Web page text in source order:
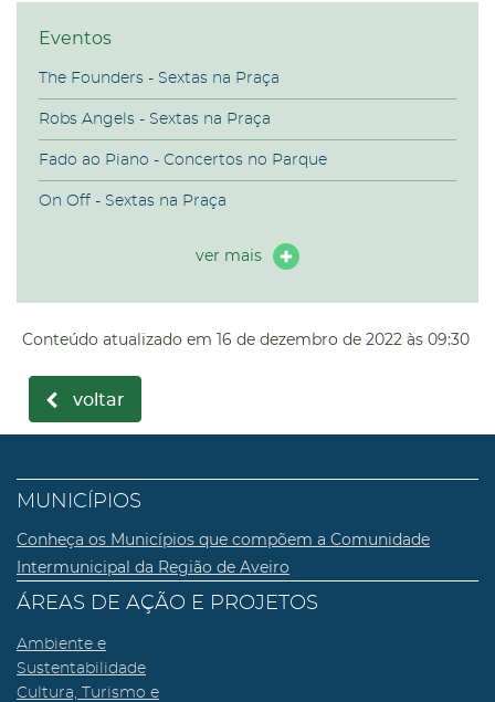
Eventos
The Founders - Sextas na Praça
Robs Angels - Sextas na Praça
Fado ao Piano - Concertos no Parque
On Off - Sextas na Praça
ver mais
Conteúdo atualizado em 16 de dezembro de 2022 às 09:30
voltar
MUNICÍPIOS
Conheça os Municípios que compõem a Comunidade
Intermunicipal da Região de Aveiro
ÁREAS DE AÇÃO E PROJETOS
Ambiente e
Sustentabilidade
Cultura, Turismo e